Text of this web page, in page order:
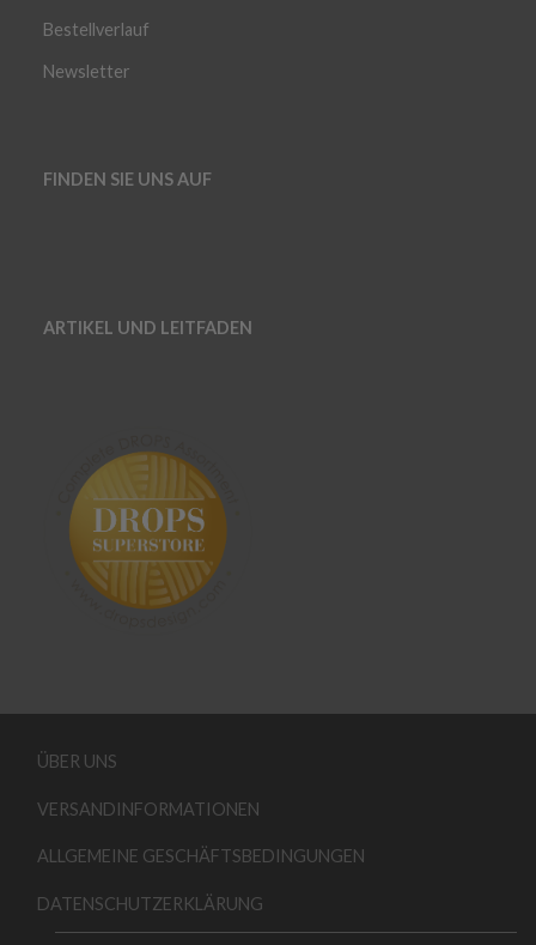
Bestellverlauf
Newsletter
FINDEN SIE UNS AUF
ARTIKEL UND LEITFADEN
ÜBER UNS
VERSANDINFORMATIONEN
ALLGEMEINE GESCHÄFTSBEDINGUNGEN
DATENSCHUTZERKLÄRUNG